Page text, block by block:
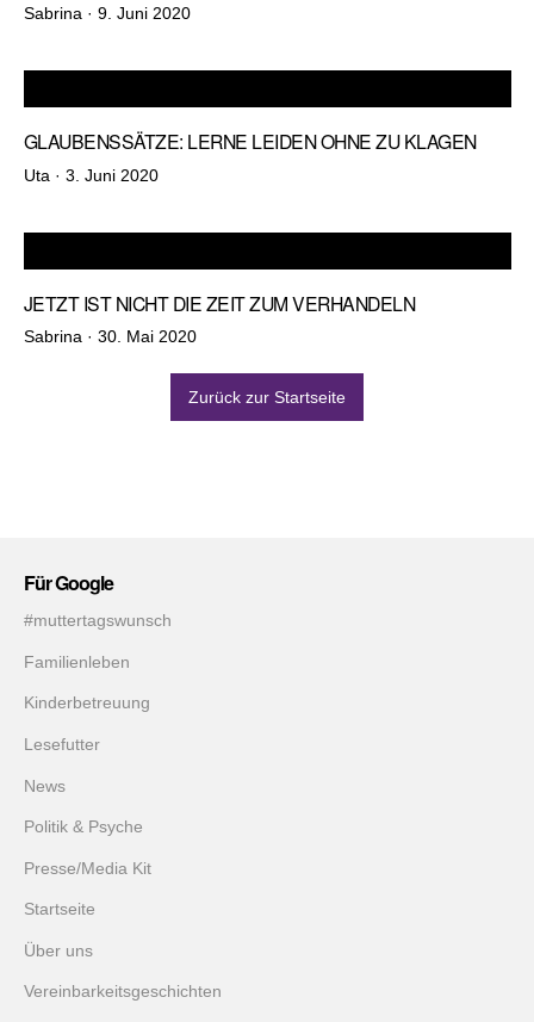
Sabrina · Veröffentlicht
9. Juni 2020
GLAUBENSSÄTZE: LERNE LEIDEN OHNE ZU KLAGEN
Uta · Veröffentlicht
3. Juni 2020
JETZT IST NICHT DIE ZEIT ZUM VERHANDELN
Sabrina · Veröffentlicht
30. Mai 2020
Zurück zur Startseite
Für Google
#muttertagswunsch
Familienleben
Kinderbetreuung
Lesefutter
News
Politik & Psyche
Presse/Media Kit
Startseite
Über uns
Vereinbarkeitsgeschichten